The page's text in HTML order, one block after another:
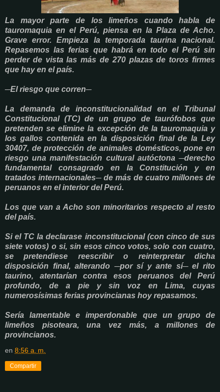
La mayor parte de los limeños cuando habla de
tauromaquia en el Perú, piensa en la Plaza de Acho.
Grave error. Empieza la temporada taurina nacional.
Repasemos las ferias que habrá en todo el Perú sin
perder de vista las más de 270 plazas de toros firmes
que hay en el país.
─El riesgo que corren─
La demanda de inconstitucionalidad en el Tribunal
Constitucional (TC) de un grupo de taurófobos que
pretenden se elimine la excepción de la tauromaquia y
los gallos contenida en la disposición final de la Ley
30407, de protección de animales domésticos, pone en
riesgo una manifestación cultural autóctona ─derecho
fundamental consagrado en la Constitución y en
tratados internacionales─ de más de cuatro millones de
peruanos en el interior del Perú.
Los que van a Acho son minoritarios respecto al resto
del país.
Si el TC la declarase inconstitucional (con cinco de sus
siete votos) o si, sin esos cinco votos, solo con cuatro,
se pretendiese reescribir o reinterpretar dicha
disposición final, alterando ─por sí y ante sí─ el rito
taurino, atentarían contra esos peruanos del Perú
profundo, de a pie y sin voz en Lima, cuyas
numerosísimas ferias provincianas hoy repasamos.
Sería lamentable e imperdonable que un grupo de
limeños pisoteara, una vez más, a millones de
provincianos.
en 8:56 a. m.
Compartir